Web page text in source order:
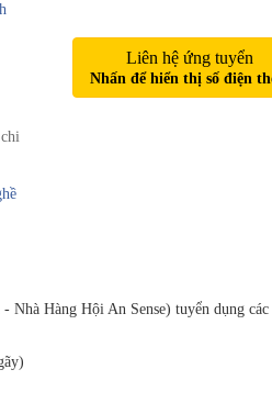
Liên hệ ứng tuyển
Nhấn để hiển thị số điện
Nhà Hàng Hội An Sense) tuyển dụng